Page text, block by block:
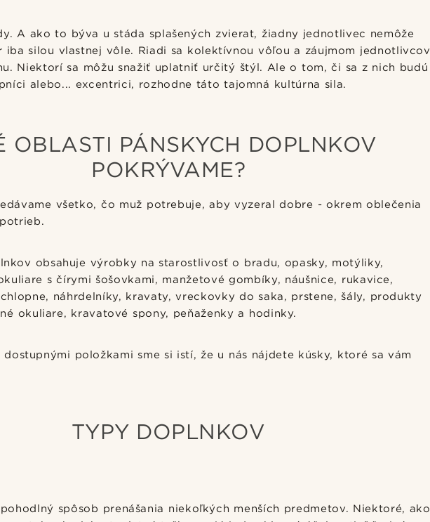
A ako to býva u stáda splašených zvierat, žiadny jednotlivec nemôže
iba silou vlastnej vôle. Riadi sa kolektívnou vôľou a záujmom jednotlivcov
Niektorí sa môžu snažiť uplatniť určitý štýl. Ale o tom, či sa z nich budú
alebo... excentrici, rozhodne táto tajomná kultúrna sila.
OBLASTI PÁNSKYCH DOPLNKOV
POKRÝVAME?
všetko, čo muž potrebuje, aby vyzeral dobre - okrem oblečenia
obsahuje výrobky na starostlivosť o bradu, opasky, motýliky,
s čírymi šošovkami, manžetové gombíky, náušnice, rukavice,
náhrdelníky, kravaty, vreckovky do saka, prstene, šály, produkty
okuliare, kravatové spony, peňaženky a hodinky.
položkami sme si istí, že u nás nájdete kúsky, ktoré sa vám
TYPY DOPLNKOV
spôsob prenášania niekoľkých menších predmetov. Niektoré, ako